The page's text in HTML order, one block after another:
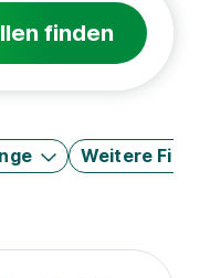
finden
Weitere Filter